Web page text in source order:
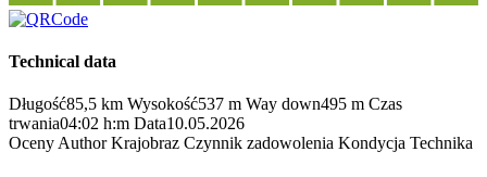
Technical data
Długość85,5 km Wysokość537 m Way down495 m Czas
trwania04:02 h:m Data10.05.2026
Oceny Author Krajobraz Czynnik zadowolenia Kondycja Technika